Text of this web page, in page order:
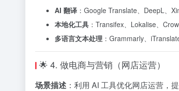
AI 翻译 ：Google Translate、DeepL、
本地化工具 ：Transifex、Lokalise、
多语言文本处理 ：Grammarly、
🌟 4. 做电商与营销（网店运营）
场景描述 ：利用 AI 工具优化网店运营，